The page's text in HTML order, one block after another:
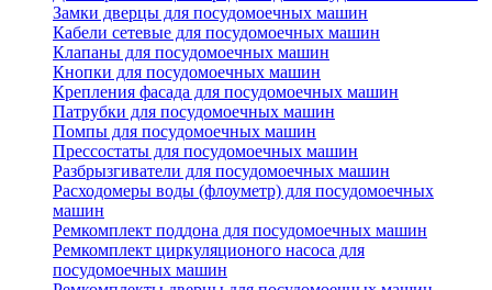
Замки дверцы для посудомоечных машин
Кабели сетевые для посудомоечных машин
Клапаны для посудомоечных машин
Кнопки для посудомоечных машин
Крепления фасада для посудомоечных машин
Патрубки для посудомоечных машин
Помпы для посудомоечных машин
Прессостаты для посудомоечных машин
Разбрызгиватели для посудомоечных машин
Расходомеры воды (флоуметр) для посудомоечных
машин
Ремкомплект поддона для посудомоечных машин
Ремкомплект циркуляционого насоса для
посудомоечных машин